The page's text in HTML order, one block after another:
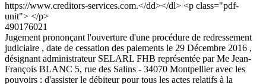
https://www.creditors-services.com.</dd></dl> <p class="pdf-
unit"> </p>
490176021
Jugement prononçant l'ouverture d'une procédure de redressement
judiciaire , date de cessation des paiements le 29 Décembre 2016 ,
désignant administrateur SELARL FHB représentée par Me Jean-
François BLANC 5, rue des Salins - 34070 Montpellier avec les
pouvoirs : d'assister le débiteur pour tous les actes relatifs à la